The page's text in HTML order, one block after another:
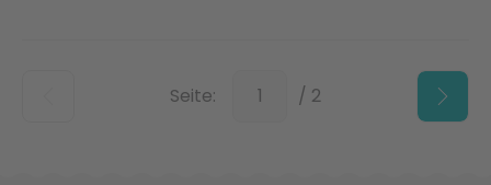
Seite: Unten / 2